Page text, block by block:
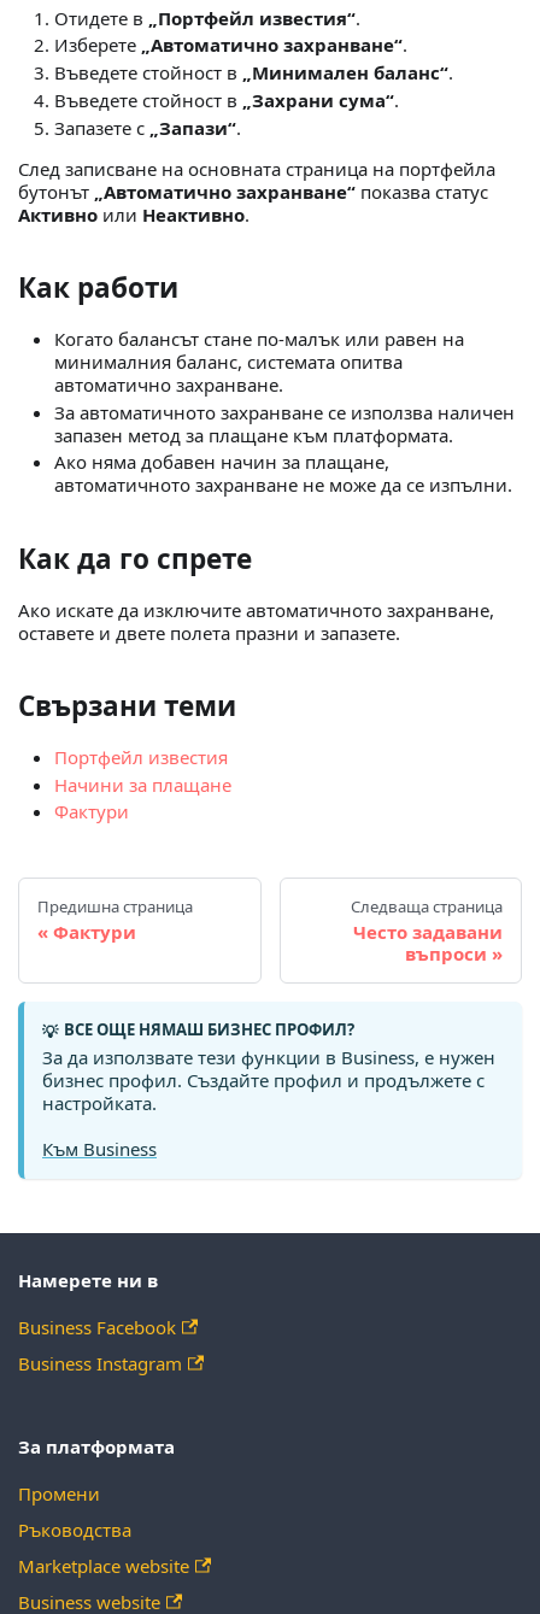
Отидете в „Портфейл известия“.
Изберете „Автоматично захранване“.
Въведете стойност в „Минимален баланс“.
Въведете стойност в
„Захрани сума“.
Запазете с „Запази“.
След записване на основната страница на портфейла
бутонът „Автоматично захранване“ показва статус
Активно или Неактивно.
Как работи
Когато балансът стане по-малък или равен на
минималния баланс, системата опитва
автоматично захранване.
За автоматичното захранване се използва наличен
запазен метод за плащане към платформата.
Ако няма добавен начин за плащане,
автоматичното захранване не може да се изпълни.
Как да го спрете
Ако искате да изключите автоматичното захранване,
оставете и двете полета празни и запазете.
Свързани теми
Портфейл известия
Начини за плащане
Фактури
Предишна страница
Фактури
Следваща страница
Често задавани
въпроси
💡 ВСЕ ОЩЕ НЯМАШ БИЗНЕС ПРОФИЛ?
За да използвате тези функции в Business, е нужен
бизнес профил. Създайте профил и продължете с
настройката.
Към Business
Намерете ни в
Business Facebook
Business Instagram
За платформата
Промени
Ръководства
Marketplace website
Business website